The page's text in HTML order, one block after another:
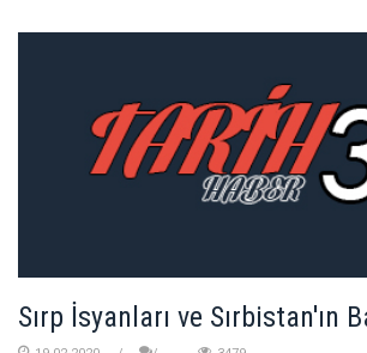
Sırp İsyanları ve Sırbistan'ın